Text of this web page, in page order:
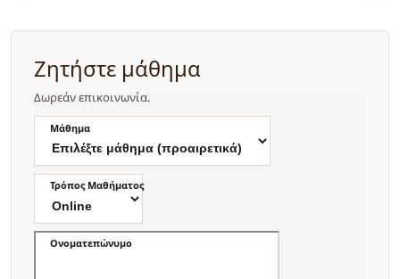
Ζητήστε μάθημα
Δωρεάν επικοινωνία.
Μάθημα
Τρόπος Μαθήματος
Ονοματεπώνυμο